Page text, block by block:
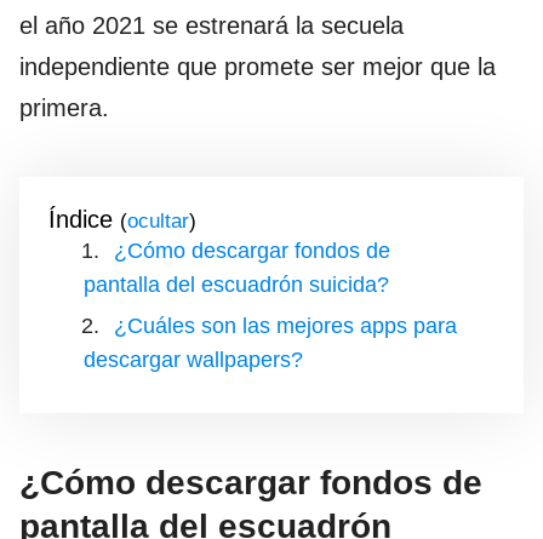
el año 2021 se estrenará la secuela
independiente que promete ser mejor que la
primera.
Índice ( )
¿Cómo descargar fondos de
pantalla del escuadrón suicida?
¿Cuáles son las mejores apps para
descargar wallpapers?
¿Cómo descargar fondos de
pantalla del escuadrón